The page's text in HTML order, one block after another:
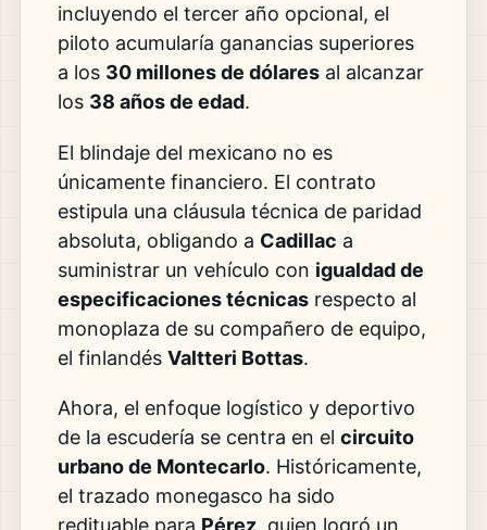
incluyendo el tercer año opcional, el
piloto acumularía ganancias superiores
a los 30 millones de dólaresal alcanzar
los 38 años de edad.
El blindaje del mexicano no es
únicamente financiero. El contrato
estipula una cláusula técnica de paridad
absoluta, obligando a Cadillac a
suministrar un vehículo con igualdad de
especificaciones técnicasrespecto al
monoplaza de su compañero de equipo,
el finlandés Valtteri Bottas.
Ahora, el enfoque logístico y deportivo
de la escudería se centra en el circuito
urbano de Montecarlo. Históricamente,
el trazado monegasco ha sido